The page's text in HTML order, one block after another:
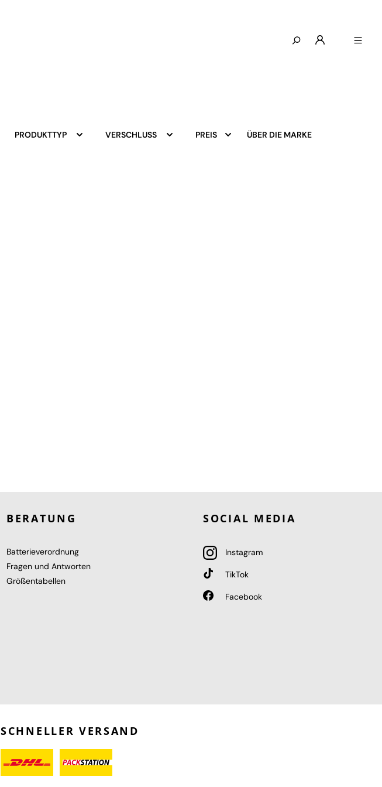
PRODUKTTYP VERSCHLUSS PREIS ÜBER DIE MARKE
BERATUNG
Batterieverordnung
Fragen und Antworten
Größentabellen
SOCIAL MEDIA
Instagram
TikTok
Facebook
SCHNELLER VERSAND